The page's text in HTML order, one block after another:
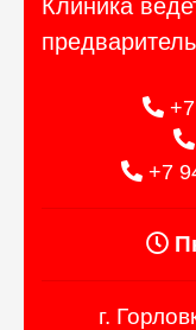
Клиника
+7
г.